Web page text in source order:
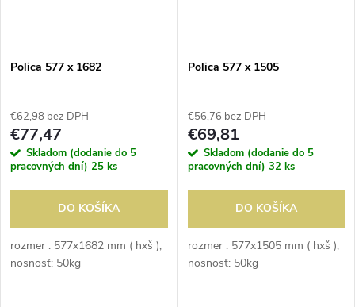
Polica 577 x 1682
€62,98 bez DPH
€77,47
Skladom (dodanie do 5
pracovných dní) 25 ks
DO KOŠÍKA
rozmer : 577x1682 mm ( hxš );
nosnosť: 50kg
Polica 577 x 1505
€56,76 bez DPH
€69,81
Skladom (dodanie do 5
pracovných dní) 32 ks
DO KOŠÍKA
rozmer : 577x1505 mm ( hxš );
nosnosť: 50kg